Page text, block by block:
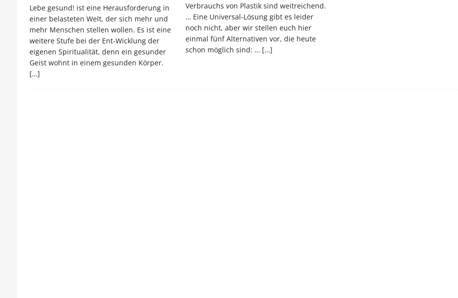
Lebe gesund! ist eine Herausforderung in
einer belasteten Welt, der sich mehr und
mehr Menschen stellen wollen. Es ist eine
weitere Stufe bei der Ent-Wicklung der
eigenen Spiritualität, denn ein gesunder
Geist wohnt in einem gesunden Körper.
[…]
Verbrauchs von Plastik sind weitreichend.
… Eine Universal-Lösung gibt es leider
noch nicht, aber wir stellen euch hier
einmal fünf Alternativen vor, die heute
schon möglich sind: … […]